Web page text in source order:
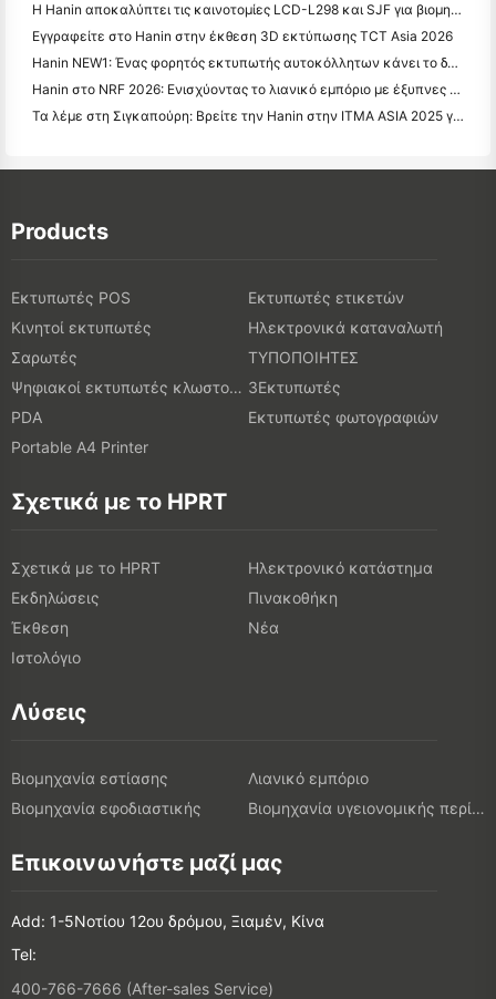
Η Hanin αποκαλύπτει τις καινοτομίες LCD-L298 και SJF για βιομηχανική 3D εκτύπωση στο TCT Asia 2026
Εγγραφείτε στο Hanin στην έκθεση 3D εκτύπωσης TCT Asia 2026
Hanin NEW1: Ένας φορητός εκτυπωτής αυτοκόλλητων κάνει το δρόμο του στα καταστήματα LOFT της Ιαπωνίας
Hanin στο NRF 2026: Ενισχύοντας το λιανικό εμπόριο με έξυπνες λύσεις εκτύπωσης πλήρους σεναρίου
Τα λέμε στη Σιγκαπούρη: Βρείτε την Hanin στην ITMA ASIA 2025 για να μάρτυρες της τελευταίας τεχνολογίας ψηφιακής εκτύπωσης
Products
Εκτυπωτές POS
Εκτυπωτές ετικετών
Κινητοί εκτυπωτές
Ηλεκτρονικά καταναλωτή
Σαρωτές
ΤΥΠΟΠΟΙΗΤΕΣ
Ψηφιακοί εκτυπωτές κλωστοϋφαντουργικών προϊόντων 3Εκτυπωτές
PDA
Εκτυπωτές φωτογραφιών
Portable A4 Printer
Σχετικά με το HPRT
Σχετικά με το HPRT
Ηλεκτρονικό κατάστημα
Εκδηλώσεις
Πινακοθήκη
Έκθεση
Νέα
Ιστολόγιο
Λύσεις
Βιομηχανία εστίασης
Λιανικό εμπόριο
Βιομηχανία εφοδιαστικής
Βιομηχανία υγειονομικής περίθαλψης
Επικοινωνήστε μαζί μας
Add: 1-5Νοτίου 12ου δρόμου, Ξιαμέν, Κίνα
Tel:
400-766-7666 (After-sales Service)